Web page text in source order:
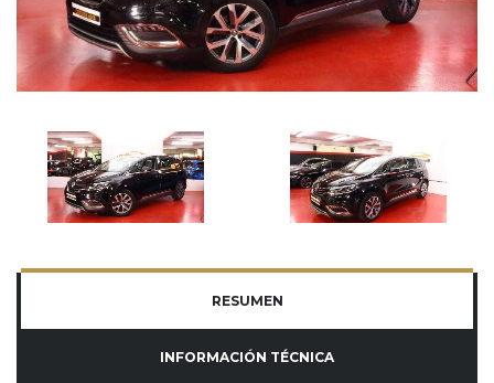
RESUMEN
INFORMACIÓN TÉCNICA